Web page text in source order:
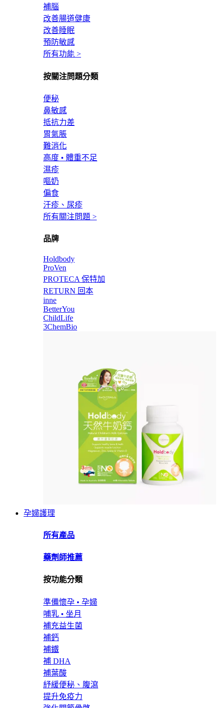
補腦
改善腸道健康
改善睡眠
預防敏感
所有功能 >
按關注問題分類
便秘
鼻敏感
抵抗力差
胃氣脹
難消化
高度 • 體重不足
濕疹
嘔奶
偏食
汗疹、尿疹
所有關注問題 >
品牌
Holdbody
ProVen
PROTECA 保特加
RETURN 回本
inne
BetterYou
ChildLife
3ChemBio
孕婦護理
所有產品
藥劑師推薦
按功能分類
準備懷孕 • 孕婦
哺乳 • 坐月
補充益生菌
補鈣
補鐵
補 DHA
補葉酸
紓緩便秘、腹瀉
提升免疫力